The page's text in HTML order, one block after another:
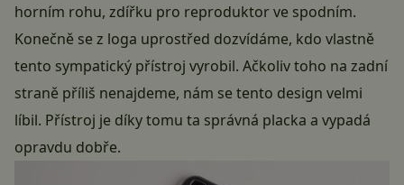
horním rohu, zdířku pro reproduktor ve spodním.
Konečně se z loga uprostřed dozvídáme, kdo vlastně
tento sympatický přístroj vyrobil. Ačkoliv toho na zadní
straně příliš nenajdeme, nám se tento design velmi
líbil. Přístroj je díky tomu ta správná placka a vypadá
opravdu dobře.